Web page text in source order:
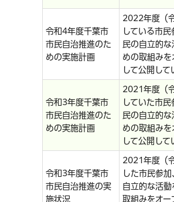
令和4年度千葉市
市民自治推進のた
めの実施計画
2022年度（
している市
民の自立的
めの取組みを
して公開して
令和3年度千葉市
市民自治推進のた
めの実施計画
2021年度（
していた市
民の自立的
めの取組みを
して公開して
令和3年度千葉市
市民自治推進の実
施状況
2021年度（
した市民参
自立的な活
取組みをオー